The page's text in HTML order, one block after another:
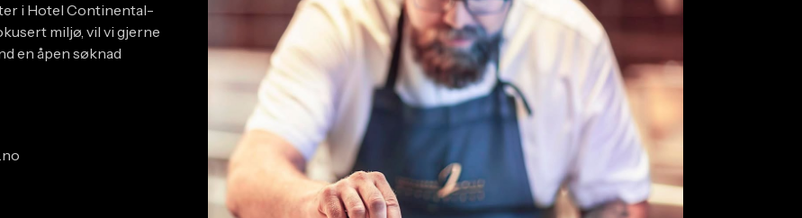
i Hotel Continental-
miljø, vil vi gjerne
en åpen søknad